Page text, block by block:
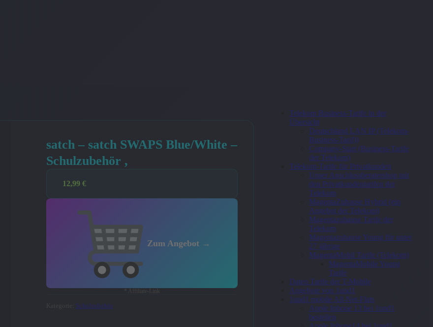
satch – satch SWAPS Blue/White –
Schulzubehör ,
12,99 €
Zum Angebot →
Kategorie: Schulzubehör
Telekom Business-Tarife in der
Übersicht
Deutschland LAN IP (Telekom-
Business-Tarif))
Company-Start (Business-Tarife
der Telekom)
Telekom-Tarife für Privatkunden
Unser Anschlussberatershop mit
den Privatkundentarifen der
Telekom
MagentaZuhause Hybrid (ein
Angebot der Telekom)
Magentazuhause Tarife der
Telekom
Magentazuhause Young für unter
27 jährige
MagentaMobil Tarife (Telekom)
MagentaMobile Young
Tarife
Daten Tarife der T-Mobile
Angebote von 1und1
1und1 mobile All-Net-Flats
Apple Iphone 13 bei 1und1
bestellen